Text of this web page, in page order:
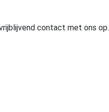
contact met ons op.